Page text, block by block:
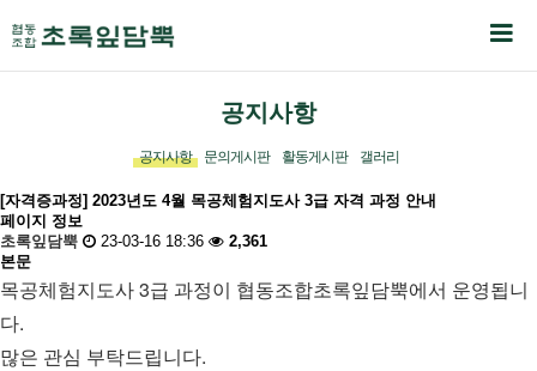
공지사항
공지사항 문의게시판 활동게시판 갤러리
[자격증과정] 2023년도 4월 목공체험지도사 3급 자격 과정 안내
페이지 정보
초록잎담뿍
23-03-16 18:36
2,361
본문
목공체험지도사 3급 과정이 협동조합초록잎담뿍에서 운영됩니
다.
많은 관심 부탁드립니다.